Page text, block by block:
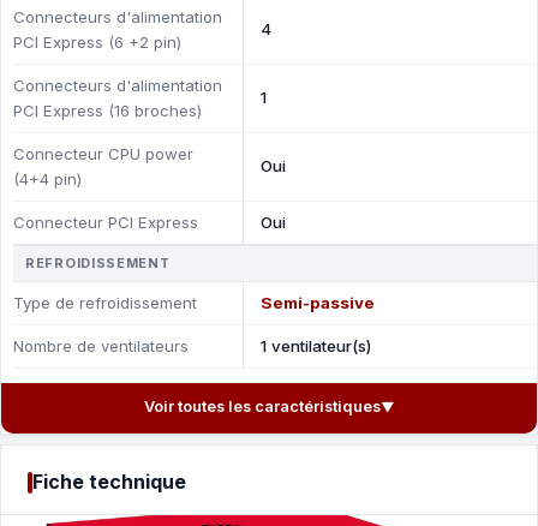
Connecteurs d'alimentation
PCI Express (6 +2 pin)
4
Connecteurs d'alimentation
PCI Express (16 broches)
1
Connecteur CPU power
(4+4 pin)
Oui
Connecteur PCI Express Oui
REFROIDISSEMENT
Type de refroidissement Semi-passive
Nombre de ventilateurs 1 ventilateur(s)
Voir toutes les caractéristiques▼
Fiche technique